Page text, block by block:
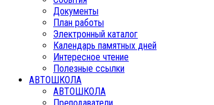
Документы
План работы
Электронный каталог
Календарь памятных дней
Интересное чтение
Полезные ссылки
АВТОШКОЛА
АВТОШКОЛА